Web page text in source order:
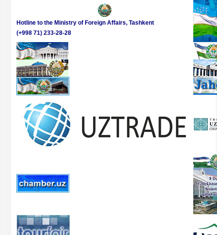
Hotline to the Ministry of Foreign Affairs, Tashkent
(+998 71) 233-28-28